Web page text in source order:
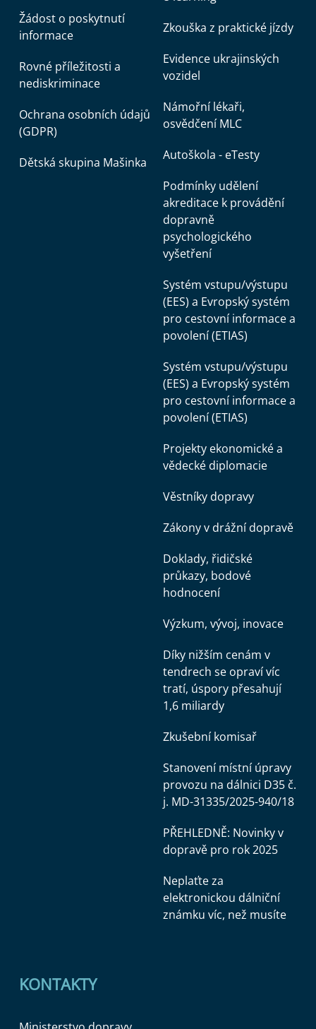
Žádost o poskytnutí
informace
Rovné příležitosti a
nediskriminace
Ochrana osobních údajů
(GDPR)
Dětská skupina Mašinka
Zkouška z praktické jízdy
Evidence ukrajinských
vozidel
Námořní lékaři,
osvědčení MLC
Autoškola - eTesty
Podmínky udělení
akreditace k provádění
dopravně
psychologického
vyšetření
Systém vstupu/výstupu
(EES) a Evropský systém
pro cestovní informace a
povolení (ETIAS)
Systém vstupu/výstupu
(EES) a Evropský systém
pro cestovní informace a
povolení (ETIAS)
Projekty ekonomické a
vědecké diplomacie
Věstníky dopravy
Zákony v drážní dopravě
Doklady, řidičské
průkazy, bodové
hodnocení
Výzkum, vývoj, inovace
Díky nižším cenám v
tendrech se opraví víc
tratí, úspory přesahují
1,6 miliardy
Zkušební komisař
Stanovení místní úpravy
provozu na dálnici D35 č.
j. MD-31335/2025-940/18
PŘEHLEDNĚ: Novinky v
dopravě pro rok 2025
Neplaťte za
elektronickou dálniční
známku víc, než musíte
KONTAKTY